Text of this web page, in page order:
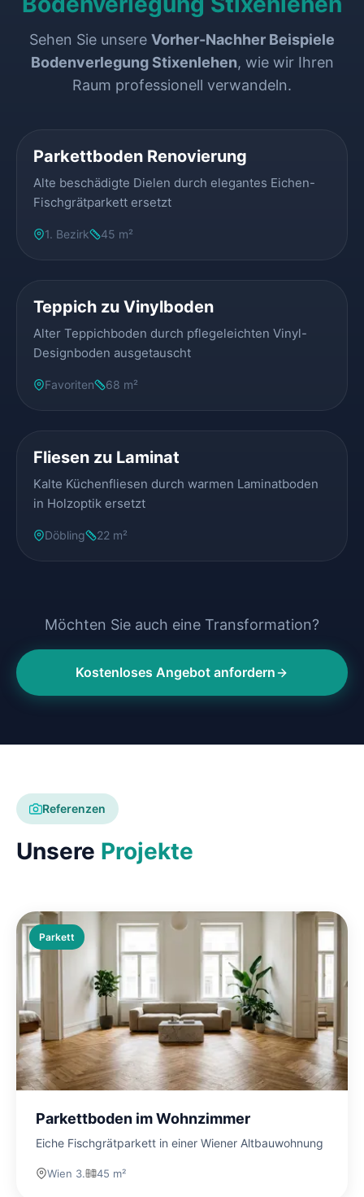
Sehen Sie unsere Vorher-Nachher Beispiele
Bodenverlegung Stixenlehen, wie wir Ihren
Raum professionell verwandeln.
Parkettboden Renovierung
Alte beschädigte Dielen durch elegantes Eichen-
Fischgrätparkett ersetzt
1. Bezirk 45 m²
Teppich zu Vinylboden
Alter Teppichboden durch pflegeleichten Vinyl-
Designboden ausgetauscht
Favoriten 68 m²
Fliesen zu Laminat
Kalte Küchenfliesen durch warmen Laminatboden
in Holzoptik ersetzt
Döbling 22 m²
Möchten Sie auch eine Transformation?
Kostenloses Angebot anfordern
Referenzen
Unsere Projekte
Parkett
Parkettboden im Wohnzimmer
Eiche Fischgrätparkett in einer Wiener Altbauwohnung
Wien 3. 45 m²